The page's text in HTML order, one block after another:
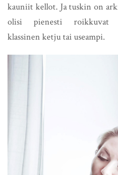
kauniit kellot. Ja tuskin on
olisi pienesti roikkuvat
klassinen ketju tai useampi.